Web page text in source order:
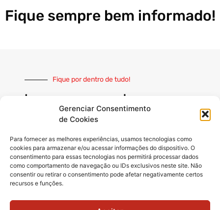
Gerenciar Consentimento
de Cookies
Para fornecer as melhores experiências, usamos tecnologias como
cookies para armazenar e/ou acessar informações do dispositivo. O
consentimento para essas tecnologias nos permitirá processar dados
como comportamento de navegação ou IDs exclusivos neste site. Não
consentir ou retirar o consentimento pode afetar negativamente certos
recursos e funções.
Fique sempre bem informado!
Fique por dentro de tudo!
Inscreva-se e receba nossas
notícias sempre atualizadas
INSCREVER